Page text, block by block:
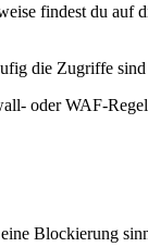
findest du auf
die Zugriffe
oder WAF-
Blockierung